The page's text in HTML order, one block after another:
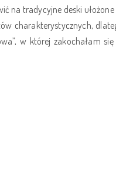
na tradycyjne deski
charakterystycznych,
w której zakochałam